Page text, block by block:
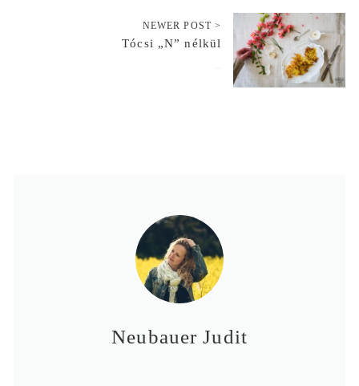
NEWER POST >
Tócsi „N” nélkül
Neubauer Judit